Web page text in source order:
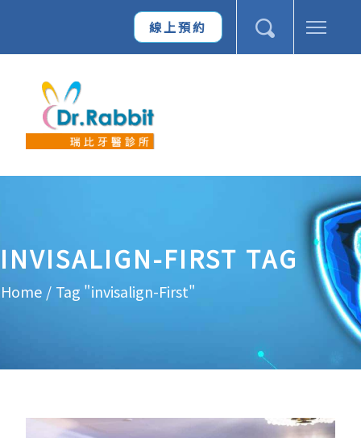
線上預約
INVISALIGN-FIRST TAG
Home / Tag "invisalign-First"